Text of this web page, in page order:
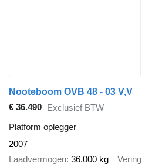
Nooteboom OVB 48 - 03 V,V
€ 36.490 Exclusief BTW
Platform oplegger
2007
Laadvermogen 36.000 kg Vering